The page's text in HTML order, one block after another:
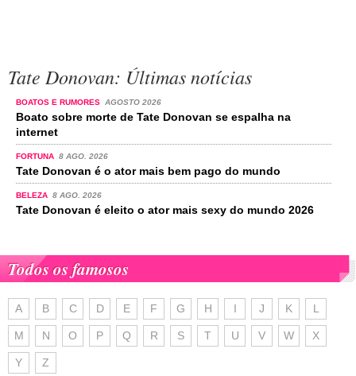
Tate Donovan: Últimas notícias
BOATOS E RUMORES AGOSTO 2026
Boato sobre morte de Tate Donovan se espalha na
internet
FORTUNA 8 AGO. 2026
Tate Donovan é o ator mais bem pago do mundo
BELEZA 8 AGO. 2026
Tate Donovan é eleito o ator mais sexy do mundo 2026
Todos os famosos
A B C D E F G H I J K L
M N O P Q R S T U V W X
Y Z